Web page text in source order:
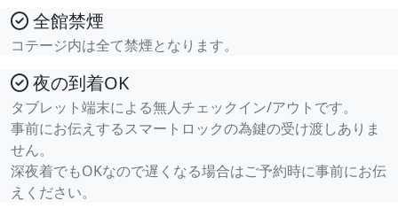
全館禁煙
コテージ内は全て禁煙となります。
夜の到着OK
タブレット端末による無人チェックイン/アウトです。
事前にお伝えするスマートロックの為鍵の受け渡しありま
せん。
深夜着でもOKなので遅くなる場合はご予約時に事前にお伝
えください。